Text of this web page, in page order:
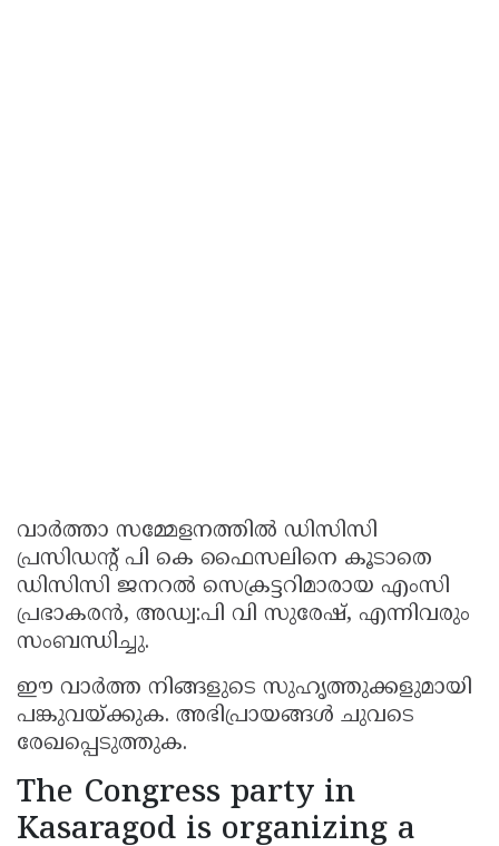
വാര്‍ത്താ സമ്മേളനത്തില്‍ ഡിസിസി
പ്രസിഡന്റ് പി കെ ഫൈസലിനെ കൂടാതെ
ഡിസിസി ജനറല്‍ സെക്രട്ടറിമാരായ എംസി
പ്രഭാകരന്‍, അഡ്വ:പി വി സുരേഷ്, എന്നിവരും
സംബന്ധിച്ചു.
ഈ വാർത്ത നിങ്ങളുടെ സുഹൃത്തുക്കളുമായി
പങ്കുവയ്ക്കുക. അഭിപ്രായങ്ങൾ ചുവടെ
രേഖപ്പെടുത്തുക.
The Congress party in
Kasaragod is organizing a